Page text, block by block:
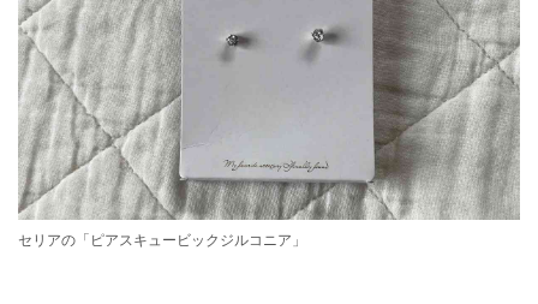
セリアの「ピアスキュービックジルコニア」